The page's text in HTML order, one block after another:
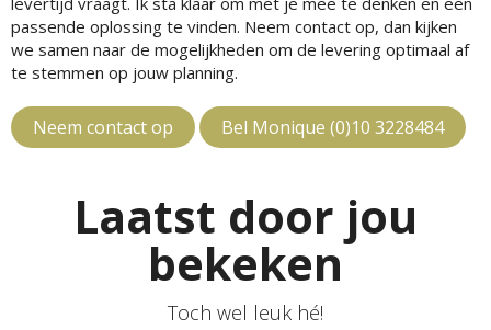
passende oplossing te vinden. Neem contact op, dan kijken
we samen naar de mogelijkheden om de levering optimaal af
te stemmen op jouw planning.
Neem contact op Bel Monique (0)10 3228484
Laatst door jou
bekeken
Toch wel leuk hé!